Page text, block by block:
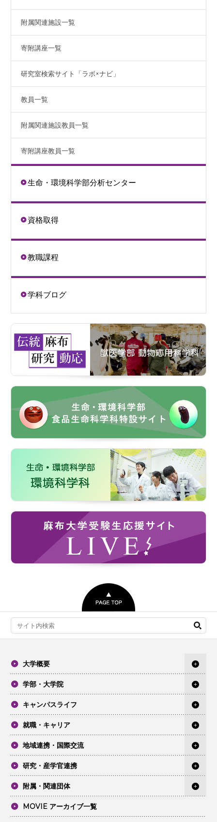
附属関連施設一覧
寄附講座一覧
研究室検索サイト「ラボ×ナビ」
教員一覧
附属関連施設教員一覧
寄附講座教員一覧
生命・環境科学部分析センター
資格取得
教職課程
学科ブログ
大学概要
学部・大学院
キャンパスライフ
就職・キャリア
地域連携・国際交流
研究・産学官連携
附属・関連団体
MOVIE アーカイブ一覧